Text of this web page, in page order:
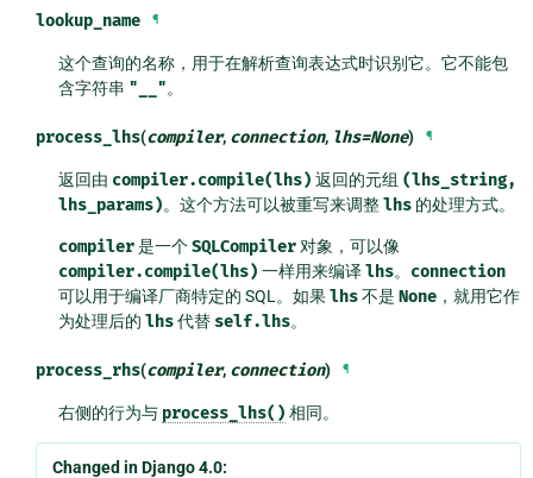
lookup_name ¶
这个查询的名称，用于在解析查询表达式时识别它。它不能包
含字符串 "__"。
process_lhs(compiler, connection, lhs=None) ¶
返回由 compiler.compile(lhs) 返回的元组 (lhs_string,
lhs_params)。这个方法可以被重写来调整lhs 的处理方式。
compiler是一个SQLCompiler 对象，可以像
compiler.compile(lhs) 一样用来编译lhs。 connection
可以用于编译厂商特定的 SQL。如果lhs不是None ，就用它作
为处理后的lhs代替 self.lhs。
process_rhs(compiler, connection) ¶
右侧的行为与 process_lhs() 相同。
Changed in Django 4.0: